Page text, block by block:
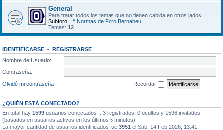
General
Para tratar todos los temas que no tienen cabida en otros lados
Subforo:
Normas de Foro Bernabeu
Temas: 12
IDENTIFICARSE • REGISTRARSE
Nombre de Usuario:
Contraseña:
Olvidé mi contraseña
Recordar
¿QUIÉN ESTÁ CONECTADO?
En total hay 1599 usuarios conectados :: 3 registrados, 0 ocultos y 1596 invitados
(basados en usuarios activos en los últimos 5 minutos)
La mayor cantidad de usuarios identificados fue 3951 el Sab, 14 Feb 2026, 13:41